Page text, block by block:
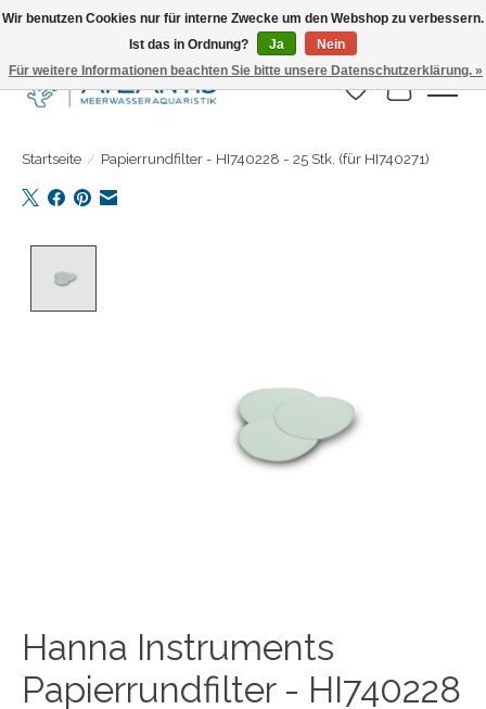
Täglicher Versand. Bestelle bis 15.00 Uhr
Wunschzettel
Ihr
Startseite / Papierrundfilter - HI740228 - 25 Stk. (für HI740271)
Hanna Instruments
Papierrundfilter - HI740228
Wir benutzen Cookies nur für interne Zwecke um den Webshop zu verbessern.
Ist das in Ordnung?
Ja
Nein
Für weitere Informationen beachten Sie bitte unsere Datenschutzerklärung. »